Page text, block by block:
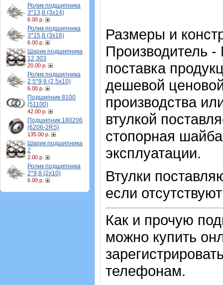
Ролик подшипника
3*13,8 (3х14)
6.00 р.
Ролик подшипника
3*15,8 (3х16)
6.00 р.
Шарик подшипника
12,303
20.00 р.
Ролик подшипника
2,5*9,8 (2,5х10)
6.00 р.
Подшипник 8100
(51100)
42.00 р.
Подшипник 180206
(6206-2RS)
135.00 р.
Шарик подшипника
2
2.00 р.
Ролик подшипника
2*9,8 (2х10)
6.00 р.
Размеры и
Производитель
поставка
дешевой
производства
втулкой
стопорная
эксплуатации.
Втулки
если
Как и прочую
можно купить
телефонам.